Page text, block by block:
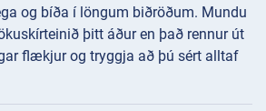
og bíða í löngum biðröðum. Mundu
þitt áður en það rennur út
flækjur og tryggja að þú sért alltaf